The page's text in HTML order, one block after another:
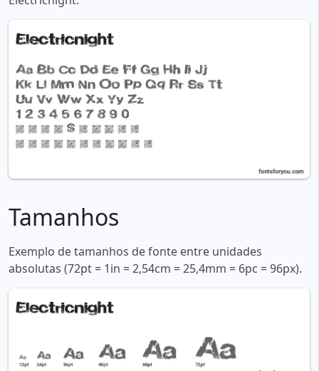
Tamanhos
Exemplo de tamanhos de fonte entre unidades
absolutas (72pt = 1in = 2,54cm = 25,4mm = 6pc = 96px).